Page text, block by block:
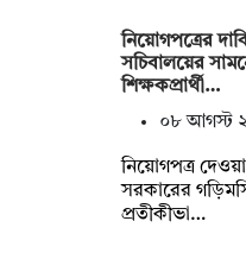
নিয়োগপত্রের
সচিবালয়ের
শিক্ষকপ্রার্থী…
০৮ আগস্ট
নিয়োগপত্র
সরকারের
প্রতীকীভা…